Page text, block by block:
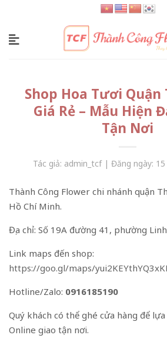
content
Shop Hoa Tươi Quận
Giá Rẻ – Mẫu Hiện
Tận Nơi
Tác giả: admin_tcf | Đăng ngày:
Thành Công Flower chi nhánh quận
Hồ Chí Minh.
Địa chỉ: Số 19A đường 41, phường
Link maps đến shop:
https://goo.gl/maps/
Hotline/Zalo: 0916185190
Quý khách có thể ghé cửa hàng để
Online giao tận nơi.